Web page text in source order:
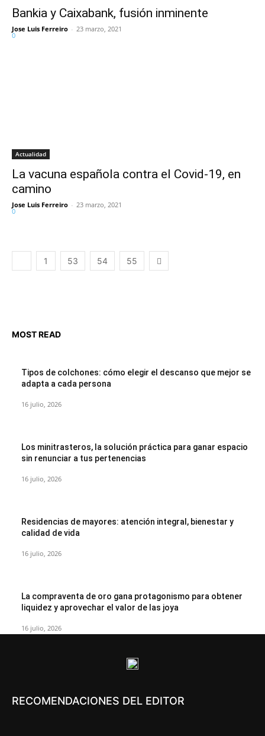
Bankia y Caixabank, fusión inminente
Jose Luis Ferreiro - 23 marzo, 2021
0
Actualidad
La vacuna española contra el Covid-19, en
camino
Jose Luis Ferreiro - 23 marzo, 2021
0
1 53 54 55
MOST READ
Tipos de colchones: cómo elegir el descanso que mejor se
adapta a cada persona
16 julio, 2026
Los minitrasteros, la solución práctica para ganar espacio
sin renunciar a tus pertenencias
16 julio, 2026
Residencias de mayores: atención integral, bienestar y
calidad de vida
16 julio, 2026
La compraventa de oro gana protagonismo para obtener
liquidez y aprovechar el valor de las joya
16 julio, 2026
RECOMENDACIONES DEL EDITOR